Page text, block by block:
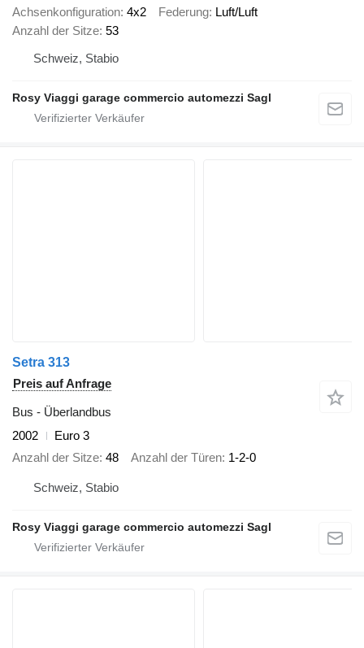
Achsenkonfiguration 4x2 Federung Luft/Luft
Anzahl der Sitze 53
Schweiz, Stabio
Rosy Viaggi garage commercio automezzi Sagl
Setra 313
Preis auf Anfrage
Bus - Überlandbus
2002
Euro 3
Anzahl der Sitze 48 Anzahl der Türen 1-2-0
Schweiz, Stabio
Rosy Viaggi garage commercio automezzi Sagl